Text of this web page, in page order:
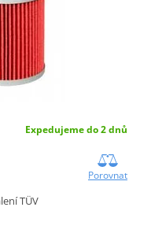
Expedujeme do 2 dnů
Porovnat
TÜV